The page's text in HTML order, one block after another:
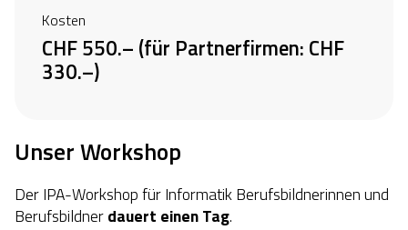
Kosten
CHF 550.– (für Partnerfirmen: CHF
330.–)
Unser Workshop
Der IPA-Workshop für Informatik Berufsbildnerinnen und
Berufsbildnerdauert einen Tag.